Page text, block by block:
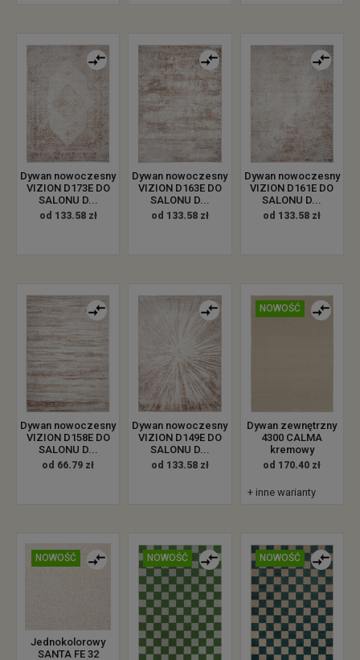
Dywan nowoczesny
VIZION D173E DO
SALONU D...
od 133.58 zł
Dywan nowoczesny
VIZION D163E DO
SALONU D...
od 133.58 zł
Dywan nowoczesny
VIZION D161E DO
SALONU D...
od 133.58 zł
Dywan nowoczesny
VIZION D158E DO
SALONU D...
od 66.79 zł
Dywan nowoczesny
VIZION D149E DO
SALONU D...
od 133.58 zł
NOWOŚĆ
Dywan zewnętrzny
4300 CALMA
kremowy
od 170.40 zł
+ inne warianty
NOWOŚĆ
Jednokolorowy
SANTA FE 32
NOWOŚĆ NOWOŚĆ